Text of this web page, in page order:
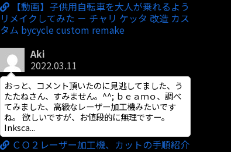
【動画】子供用自転車を大人が乗れるよう
リメイクしてみた － チャリ ケッタ 改造 カス
タム bycycle custom remake
Aki
2022.03.11
おっと、コメント頂いたのに見逃してました、う
たたねさん、すみません。^^; ｂｅａｍｏ、調べ
てみました、高級なレーザー加工機みたいです
ね。 欲しいですが、お値段的に無理ですー。
Inksca...
ＣＯ２レーザー加工機、カットの手順紹介